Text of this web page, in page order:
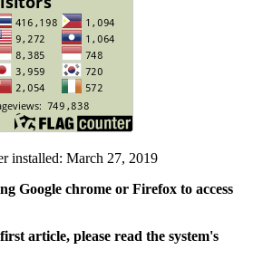
installed: March 27, 2019
Google chrome or Firefox to access
article, please read the system's